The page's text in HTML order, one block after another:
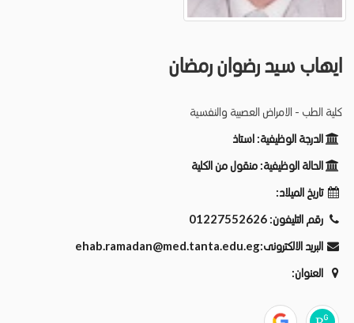
ايهاب سيد رضوان رمضان
كلية الطب - الامراض العصبية والنفسية
الدرجة الوظيفية: استاذ
الحالة الوظيفية: منقول من الكلية
تاريخ الميلاد:
رقم التليفون: 01227552626
البريد الالكترونى:ehab.ramadan@med.tanta.edu.eg
العنوان: